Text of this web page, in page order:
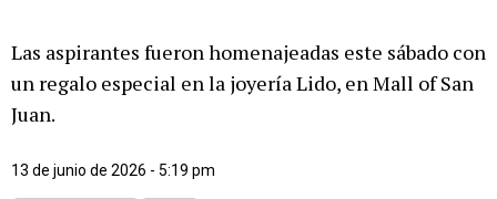
Las aspirantes fueron homenajeadas este sábado con
un regalo especial en la joyería Lido, en Mall of San
Juan.
13 de junio de 2026 - 5:19 pm